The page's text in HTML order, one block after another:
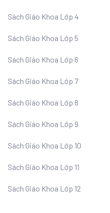
Sách Giáo Khoa Lớp 4
Sách Giáo Khoa Lớp 5
Sách Giáo Khoa Lớp 6
Sách Giáo Khoa Lớp 7
Sách Giáo Khoa Lớp 8
Sách Giáo Khoa Lớp 9
Sách Giáo Khoa Lớp 10
Sách Giáo Khoa Lớp 11
Sách Giáo Khoa Lớp 12